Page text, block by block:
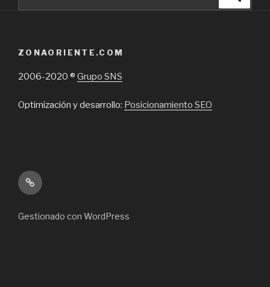
ZONAORIENTE.COM
2006-2020 ® Grupo SNS
Optimización y desarrollo: Posicionamiento SEO
Inicio
Gestionado con WordPress